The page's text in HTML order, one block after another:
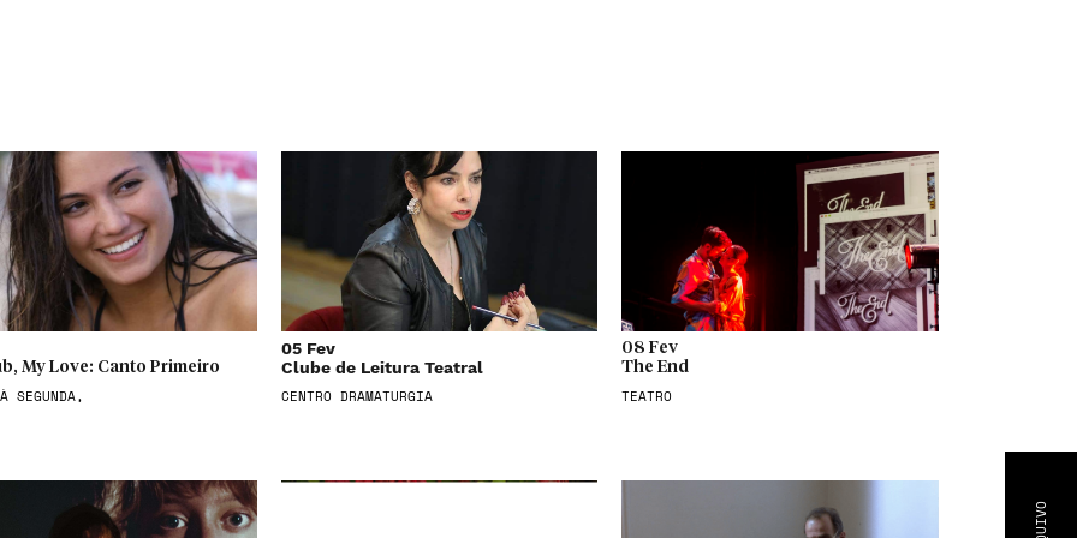
My Love: Canto Primeiro
SEGUNDA,
05 Fev
Clube de Leitura Teatral
CENTRO DRAMATURGIA
08 Fev
The End
TEATRO